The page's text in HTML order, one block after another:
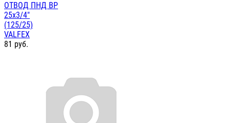
ОТВОД ПНД ВР
25х3/4"
(125/25)
VALFEX
81 руб.